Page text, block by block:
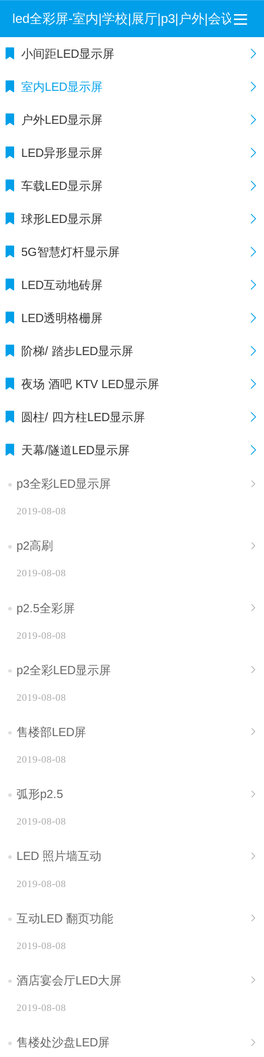
led全彩屏-室内|学校|展厅|p3|户外|会议室|
小间距LED显示屏
室内LED显示屏
户外LED显示屏
LED异形显示屏
车载LED显示屏
球形LED显示屏
5G智慧灯杆显示屏
LED互动地砖屏
LED透明格栅屏
阶梯/ 踏步LED显示屏
夜场 酒吧 KTV LED显示屏
圆柱/ 四方柱LED显示屏
天幕/隧道LED显示屏
p3全彩LED显示屏
2019-08-08
p2高刷
2019-08-08
p2.5全彩屏
2019-08-08
p2全彩LED显示屏
2019-08-08
售楼部LED屏
2019-08-08
弧形p2.5
2019-08-08
LED 照片墙互动
2019-08-08
互动LED 翻页功能
2019-08-08
酒店宴会厅LED大屏
2019-08-08
售楼处沙盘LED屏